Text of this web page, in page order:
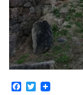
Facebook
Twitter